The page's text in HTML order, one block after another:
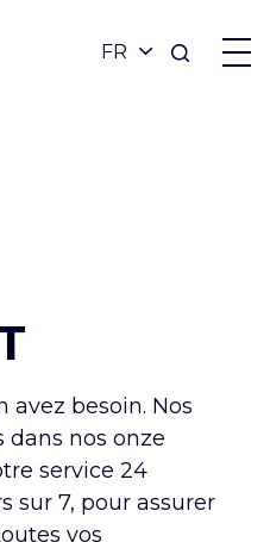
avez besoin. Nos
dans nos onze
service 24
sur 7, pour assurer
vos